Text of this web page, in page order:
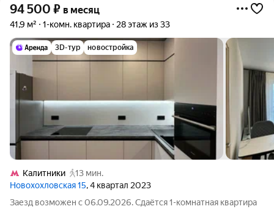
94 500 ₽ в месяц
41,9 м² 1-комн. квартира 28 этаж из 33
3D-тур новостройка
Калитники
13 мин.
Новохохловская 15, 4 квартал 2023
Заезд возможен с 06.09.2026. Сдаётся 1-комнатная квартира